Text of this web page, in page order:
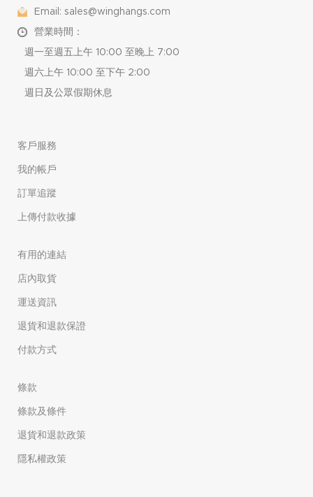
Email: sales@winghangs.com
營業時間：
週一至週五上午 10:00 至晚上 7:00
週六上午 10:00 至下午 2:00
週日及公眾假期休息
客戶服務
我的帳戶
訂單追蹤
上傳付款收據
有用的連結
店內取貨
運送資訊
退貨和退款保證
付款方式
條款
條款及條件
退貨和退款政策
隱私權政策